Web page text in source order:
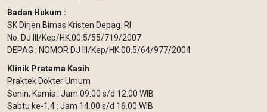
Badan Hukum :
SK Dirjen Bimas Kristen Depag. RI
No: DJ III/Kep/HK.00.5/55/719/2007
DEPAG : NOMOR DJ III/Kep/HK.00.5/64/977/2004
Klinik Pratama Kasih
Praktek Dokter Umum
Senin, Kamis : Jam 09.00 s/d 12.00 WIB
Sabtu ke-1,4 : Jam 14.00 s/d 16.00 WIB